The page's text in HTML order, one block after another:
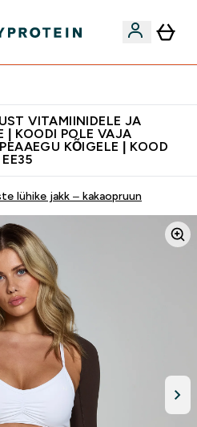
VITAMIINIDELE JA
| KOODI POLE VAJA
KÕIGELE | KOOD
EE35
lühike jakk – kakaopruun